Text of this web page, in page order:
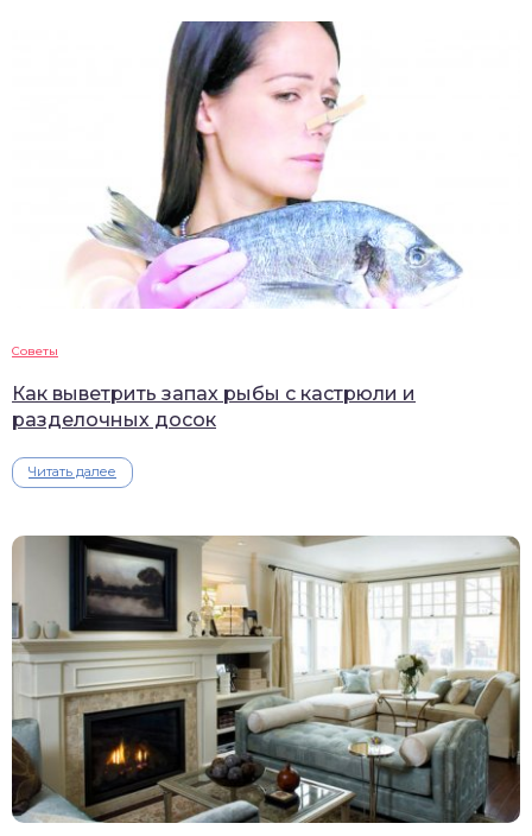
Советы
Как выветрить запах рыбы с кастрюли и
разделочных досок
Читать далее